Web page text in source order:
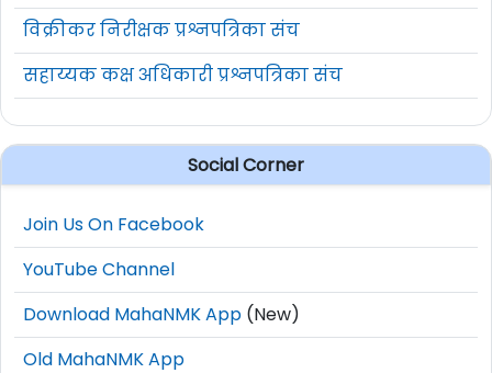
विक्रीकर निरीक्षक प्रश्नपत्रिका संच
सहाय्यक कक्ष अधिकारी प्रश्नपत्रिका संच
Social Corner
Join Us On Facebook
YouTube Channel
Download MahaNMK App (New)
Old MahaNMK App